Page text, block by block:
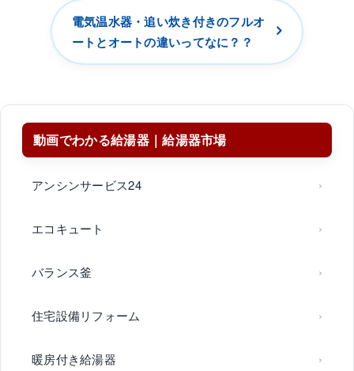
電気温水器・追い炊き付きのフルオ
ートとオートの違いってなに？？
動画でわかる給湯器｜給湯器市場
アンシンサービス24
エコキュート
バランス釜
住宅設備リフォーム
暖房付き給湯器